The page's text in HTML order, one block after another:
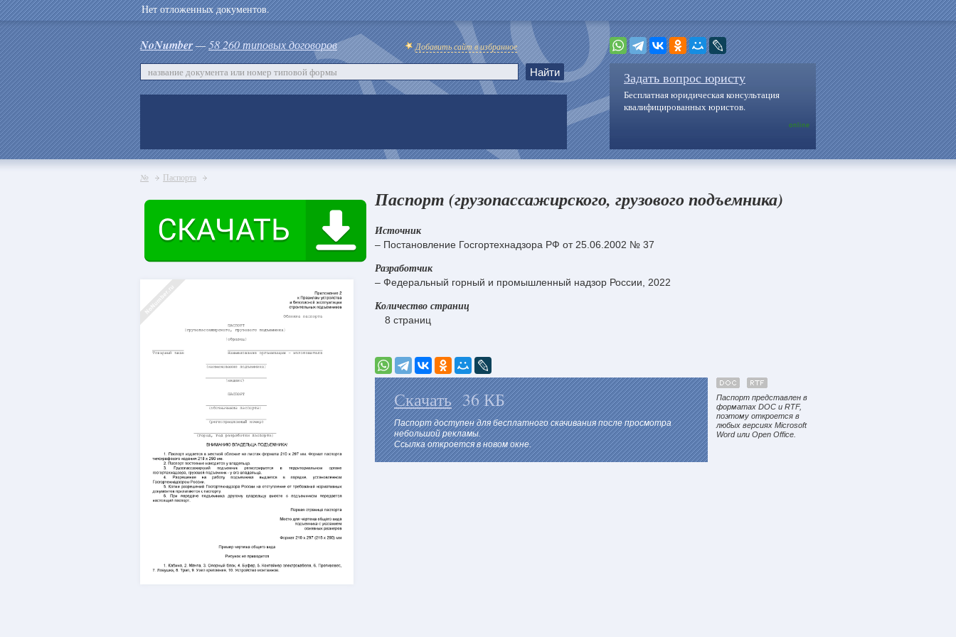
Нет отложенных документов.
NoNumber—58 260 типовых договоров Добавить сайт в избранное
Задать вопрос юристу
Бесплатная юридическая консультация
квалифицированных юристов.
online
№ Паспорта
Паспорт (грузопассажирского, грузового подъемника)
Источник
– Постановление Госгортехнадзора РФ от 25.06.2002 № 37
Разработчик
– Федеральный горный и промышленный надзор России, 2022
Количество страниц
8 страниц
Скачать 36 КБ
Паспорт доступен для бесплатного скачивания после просмотра
небольшой рекламы.
Ссылка откроется в новом окне.
Паспорт представлен в
форматах DOC и RTF,
поэтому откроется в
любых версиях Microsoft
Word или Open Office.